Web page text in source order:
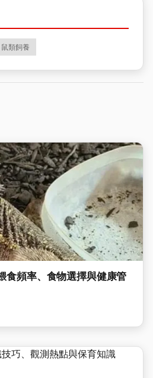
鼠類飼養
食頻率、食物選擇與健康管